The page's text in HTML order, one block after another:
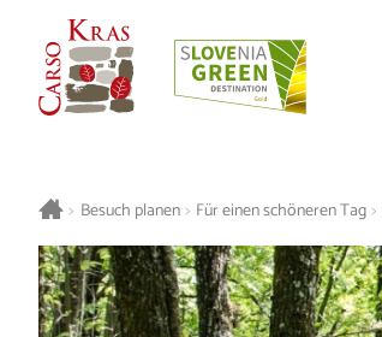
> Besuch planen > Für einen schöneren Tag >